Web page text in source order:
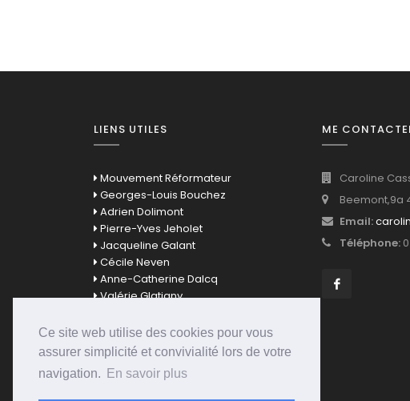
Ce site web utilise des cookies pour vous
assurer simplicité et convivialité lors de votre
navigation.
En savoir plus
LIENS UTILES
Mouvement Réformateur
Georges-Louis Bouchez
Adrien Dolimont
Pierre-Yves Jeholet
Jacqueline Galant
Cécile Neven
Anne-Catherine Dalcq
Valérie Glatigny
Bernard Quintin
Mathieu Bihet
Eléonore Simonet
ME
Caroline
Beemont,9a
Email:
Téléphone: